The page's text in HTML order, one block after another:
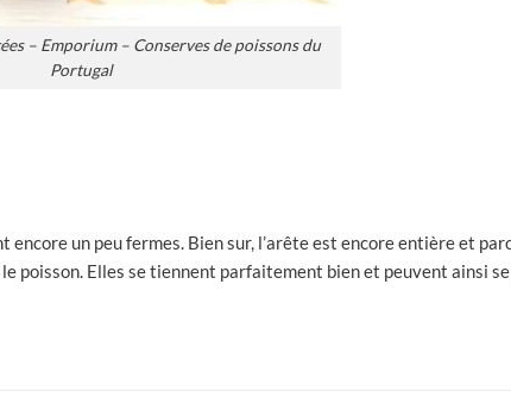
– Emporium – Conserves de poissons du
Portugal
un peu fermes. Bien sur, l’arête est encore entière et
poisson. Elles se tiennent parfaitement bien et peuvent ainsi